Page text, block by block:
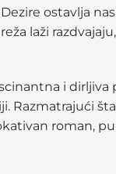
ostavlja
laži
i dirljiva
Razmatrajući
roman,